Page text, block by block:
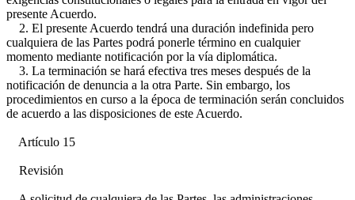
presente Acuerdo.
2. El presente Acuerdo tendrá una duración indefinida pero
cualquiera de las Partes podrá ponerle término en cualquier
momento mediante notificación por la vía diplomática.
3. La terminación se hará efectiva tres meses después de la
notificación de denuncia a la otra Parte. Sin embargo, los
procedimientos en curso a la época de terminación serán concluidos
de acuerdo a las disposiciones de este Acuerdo.
Artículo 15
Revisión